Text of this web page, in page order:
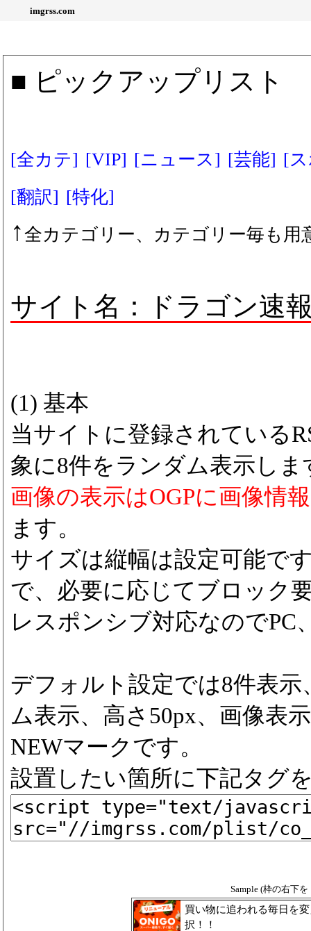
imgrss.com
■ ピックアップリスト
[全カテ] [VIP] [ニュース] [芸能] [
[翻訳] [特化]
↑全カテゴリー、カテゴリー毎も用
サイト名：ドラゴン速
(1) 基本
当サイトに登録されている
象に8件をランダム表示しま
画像の表示はOGPに画像情
ます。
サイズは縦幅は設定可能で
で、必要に応じてブロック
レスポンシブ対応なので
デフォルト設定では8件表
ム表示、高さ50px、画像表
NEWマークです。
設置したい箇所に下記タグ
Sample (枠の右下
買い物に追われる毎日を
択！！